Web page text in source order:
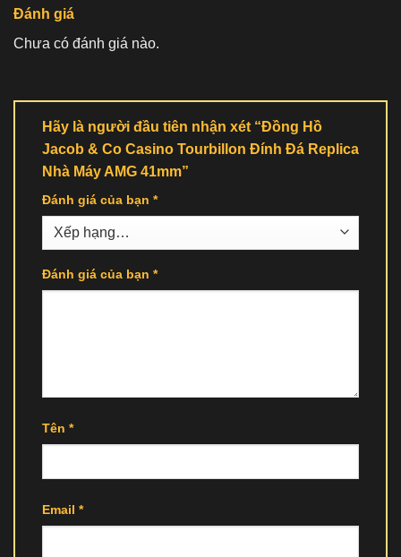
Đánh giá
Chưa có đánh giá nào.
Hãy là người đầu tiên nhận xét “Đồng Hồ
Jacob & Co Casino Tourbillon Đính Đá Replica
Nhà Máy AMG 41mm”
Đánh giá của bạn *
Đánh giá của bạn *
Tên *
Email *